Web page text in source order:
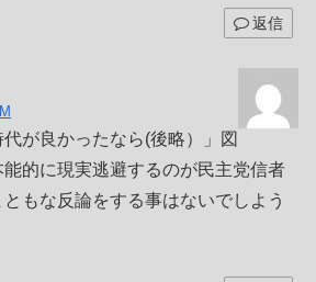
返信
代が良かったなら(後略）」図
的に現実逃避するのが民主党信者
もな反論をする事はないでしよう